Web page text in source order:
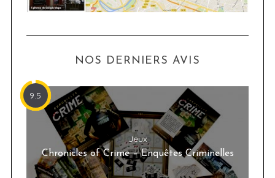
NOS DERNIERS AVIS
9.5
Jeux
Chronicles of Crime – Enquêtes Criminelles